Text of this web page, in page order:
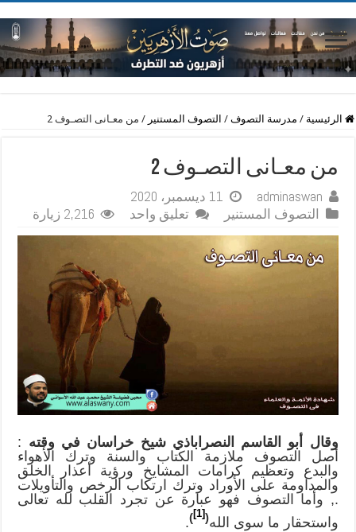
الرئيسية / مدرسة التصوف / التصوف المستنير / من معـانى التصـوف 2
من معـانى التصـوف 2
adminaswan
11 ديسمبر، 2020
التصوف المستنير
تعليق واحد 2,216 زيارة
وقال أبو القاسم النصراباذي شيخ خراسان في وقته :
أصل التصوف ملازمة الكتاب والسنة وترك الأهواء
والبدع وتعظيم كرامات المشايخ ورؤية أعذار الخلق
والمداومة على الأوراد وترك ارتكاب الرخص والتأويلات
., وأما التصوف فهو عبارة عن تجرد القلب لله تعالى
واستحقار ما سوى الله(
[1]
)
.